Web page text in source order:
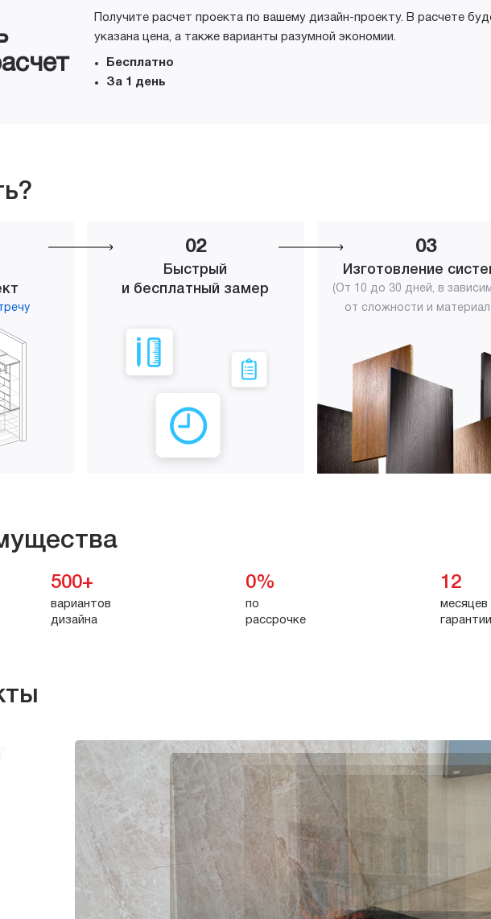
Получите расчет проекта по вашему дизайн-проекту. В расчете
указана цена, а также варианты разумной экономии.
Бесплатно
За 1 день
02
Быстрый
и бесплатный замер
03
Изготовление
(От 10 до 30 дней, в
от сложности и
500+
вариантов
дизайна
0%
по
рассрочке
12
месяцев
гарантии